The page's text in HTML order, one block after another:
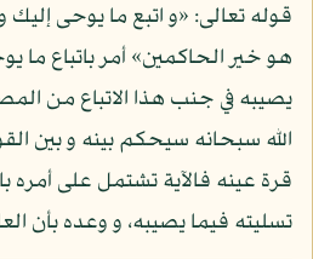
قوله تعالى: «و اتبع ما يوحى
هو خير الحاكمين» أمر باتباع ما
يصيبه في جنب هذا الاتباع من
الله سبحانه سيحكم بينه و بين
قرة عينه فالآية تشتمل على أمره
تسليته فيما يصيبه، و وعده بأن